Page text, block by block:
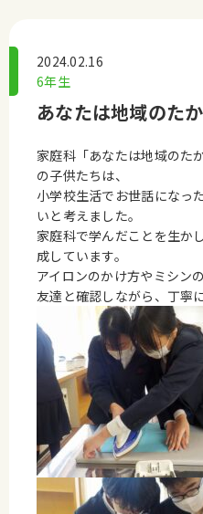
2024.02.16
6年生
あなたは地域のた
家庭科「あなたは地域のた
の子供たちは、
小学校生活でお世話になっ
いと考えました。
家庭科で学んだことを生か
成しています。
アイロンのかけ方やミシン
友達と確認しながら、丁寧